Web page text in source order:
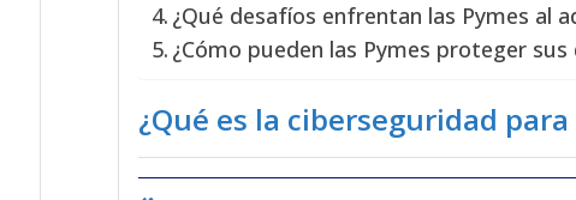
¿Qué desafíos enfrentan las Pymes al
¿Cómo pueden las Pymes proteger sus
¿Qué es la ciberseguridad